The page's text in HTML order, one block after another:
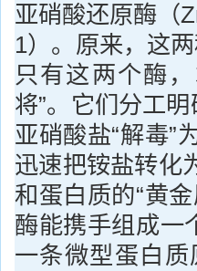
亚硝酸还原酶（
1）。原来，这
只有这两个酶
将”。它们分工
亚硝酸盐“解毒”
迅速把铵盐转
和蛋白质的“黄
酶能携手组成一
一条微型蛋白